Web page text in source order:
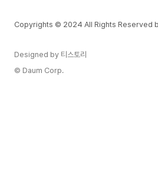
시 조리원 혜택이 추가..
Copyrights © 2024 All Rights Reserved
Designed by 티스토리
© Daum Corp.